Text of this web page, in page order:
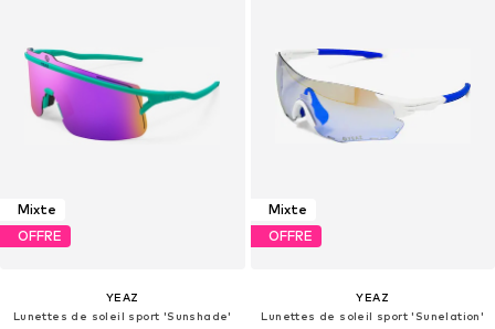
Mixte
OFFRE
YEAZ
Lunettes de soleil sport 'Sunshade'
Mixte
OFFRE
YEAZ
Lunettes de soleil sport 'Sunelation'